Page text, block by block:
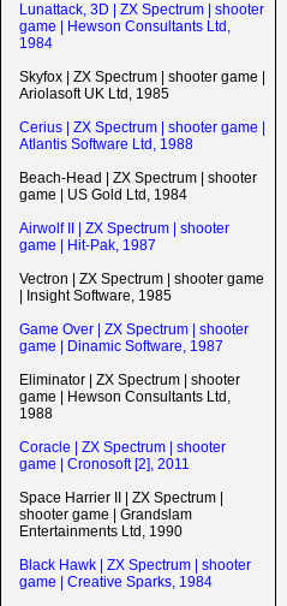
Lunattack, 3D | ZX Spectrum | shooter
game | Hewson Consultants Ltd,
1984
Skyfox | ZX Spectrum | shooter game |
Ariolasoft UK Ltd, 1985
Cerius | ZX Spectrum | shooter game |
Atlantis Software Ltd, 1988
Beach-Head | ZX Spectrum | shooter
game | US Gold Ltd, 1984
Airwolf II | ZX Spectrum | shooter
game | Hit-Pak, 1987
Vectron | ZX Spectrum | shooter game
| Insight Software, 1985
Game Over | ZX Spectrum | shooter
game | Dinamic Software, 1987
Eliminator | ZX Spectrum | shooter
game | Hewson Consultants Ltd,
1988
Coracle | ZX Spectrum | shooter
game | Cronosoft [2], 2011
Space Harrier II | ZX Spectrum |
shooter game | Grandslam
Entertainments Ltd, 1990
Black Hawk | ZX Spectrum | shooter
game | Creative Sparks, 1984